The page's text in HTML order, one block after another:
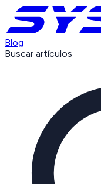
Blog
Buscar artículos